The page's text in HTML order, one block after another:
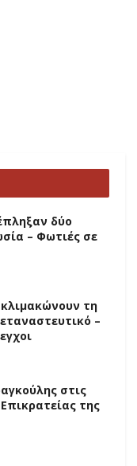
δύο
– Φωτιές σε
κλιμακώνουν τη
–
στις
της